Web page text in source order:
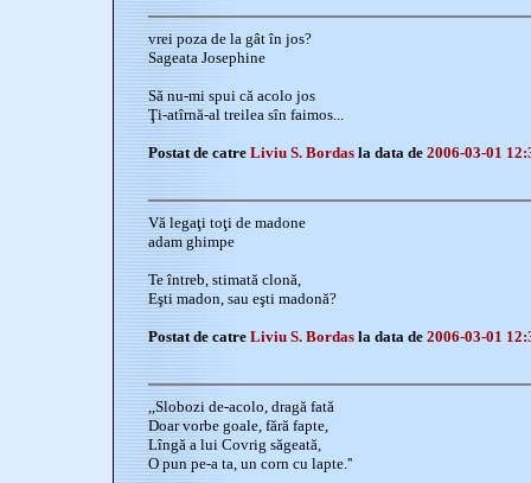
vrei poza de la gât în jos?
Sageata Josephine
Să nu-mi spui că acolo jos
Ţi-atîrnă-al treilea sîn faimos...
Postat de catre Liviu S. Bordas la data de 2006-03-01
Vă legaţi toţi de madone
adam ghimpe
Te întreb, stimată clonă,
Eşti madon, sau eşti madonă?
Postat de catre Liviu S. Bordas la data de 2006-03-01
,,Slobozi de-acolo, dragă fată
Doar vorbe goale, fără fapte,
Lîngă a lui Covrig săgeată,
O pun pe-a ta, un corn cu lapte.''